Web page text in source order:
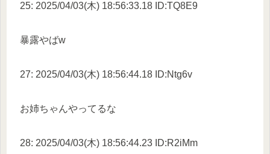
25: 2025/04/03(木) 18:56:33.18 ID:TQ8E9
暴露やばw
27: 2025/04/03(木) 18:56:44.18 ID:Ntg6v
お姉ちゃんやってるな
28: 2025/04/03(木) 18:56:44.23 ID:R2iMm